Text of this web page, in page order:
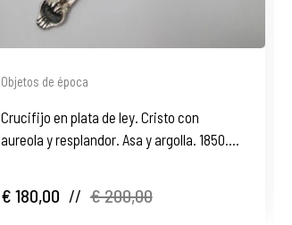
Objetos de época
Crucifijo en plata de ley. Cristo con
aureola y resplandor. Asa y argolla. 1850.
€ 180,00 // € 200,00